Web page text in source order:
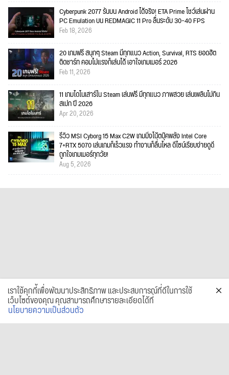
Cyberpunk 2077 รันบน Android ได้จริง! ETA Prime โชว์เล่นผ่าน
PC Emulation บน REDMAGIC 11 Pro ลื่นระดับ 30–40 FPS
Feb 18, 2026
20 เกมฟรี สนุกๆ Steam มีทุกแนว Action, Survival, RTS ยอดฮิต
ติดชาร์ท คอมไม่แรงก็เล่นได้ เอาใจเกมเมอร์ 2026
Feb 11, 2026
11 เกมไดโนเสาร์ใน Steam เล่นฟรี มีทุกแนว ภาพสวย เล่นเพลินไม่กิน
สเปก ปี 2026
Apr 20, 2026
รีวิว MSI Cyborg 15 Max C2W เกมมิ่งโน้ตบุ๊คพลัง Intel Core
7+RTX 5070 เล่นเกมก็เร็วแรง ทำงานก็ลื่นไหล ดีไซน์เรียบง่ายดูดี
ถูกใจเกมเมอร์ทุกวัย!
Aug 5, 2026
เราใช้คุกกี้เพื่อพัฒนาประสิทธิภาพ และประสบการณ์ที่ดีในการใช้
เว็บไซต์ของคุณ คุณสามารถศึกษารายละเอียดได้ที่
นโยบายความเป็นส่วนตัว